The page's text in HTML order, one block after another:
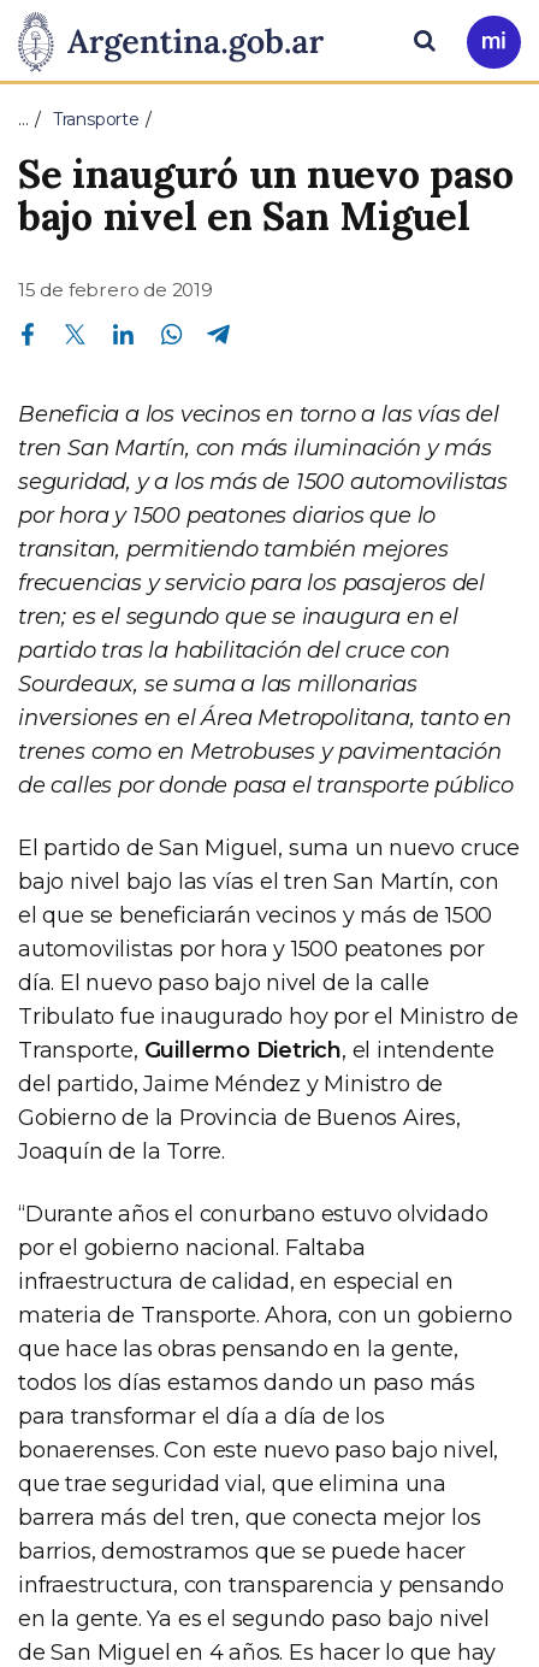
Presidencia
de
la
Nación
Pasar al contenido principal
Ir
a
Buscar
… Transporte
Se inauguró un nuevo paso
bajo nivel en San Miguel
15 de febrero de 2019
Compartir en Facebook Compartir en Twitter Compartir en Linkedin Compartir en Whatsapp
Beneficia a los vecinos en torno a las vías del
tren San Martín, con más iluminación y más
seguridad, y a los más de 1500 automovilistas
por hora y 1500 peatones diarios que lo
transitan, permitiendo también mejores
frecuencias y servicio para los pasajeros del
tren; es el segundo que se inaugura en el
partido tras la habilitación del cruce con
Sourdeaux, se suma a las millonarias
inversiones en el Área Metropolitana, tanto en
trenes como en Metrobuses y pavimentación
de calles por donde pasa el transporte público
El partido de San Miguel, suma un nuevo cruce
bajo nivel bajo las vías el tren San Martín, con
el que se beneficiarán vecinos y más de 1500
automovilistas por hora y 1500 peatones por
día. El nuevo paso bajo nivel de la calle
Tribulato fue inaugurado hoy por el Ministro de
Transporte, Guillermo Dietrich, el intendente
del partido, Jaime Méndez y Ministro de
Gobierno de la Provincia de Buenos Aires,
Joaquín de la Torre.
“Durante años el conurbano estuvo olvidado
por el gobierno nacional. Faltaba
infraestructura de calidad, en especial en
materia de Transporte. Ahora, con un gobierno
que hace las obras pensando en la gente,
todos los días estamos dando un paso más
para transformar el día a día de los
bonaerenses. Con este nuevo paso bajo nivel,
que trae seguridad vial, que elimina una
barrera más del tren, que conecta mejor los
barrios, demostramos que se puede hacer
infraestructura, con transparencia y pensando
en la gente. Ya es el segundo paso bajo nivel
de San Miguel en 4 años. Es hacer lo que hay